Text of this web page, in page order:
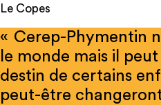
Le Copes
« Cerep-Phymentin
le monde mais il
destin de certains
peut-être